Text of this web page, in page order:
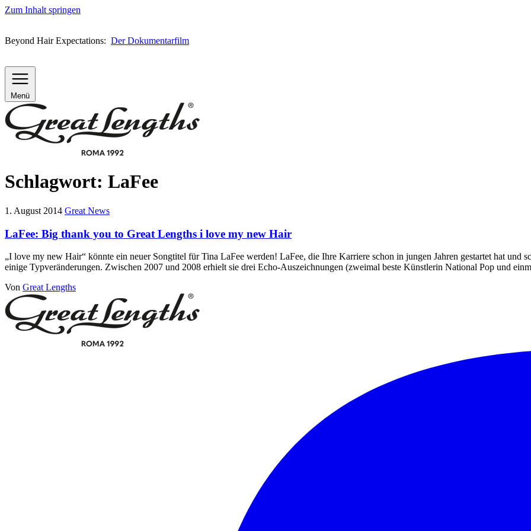
Zum Inhalt springen
Beyond Hair Expectations: Der Dokumentarfilm
Menü
Schlagwort: LaFee
1. August 2014 Great News
LaFee: Big thank you to Great Lengths i love my new Hair
„I love my new Hair“ könnte ein neuer Songtitel für Tina LaFee werden! LaFee, die Ihre Karriere schon in jungen Jahren gestartet hat und
einige Typveränderungen. Zwischen 2007 und 2008 erhielt sie drei Echo-Auszeichnungen (zweimal beste Künstlerin National Pop und
Von Great Lengths